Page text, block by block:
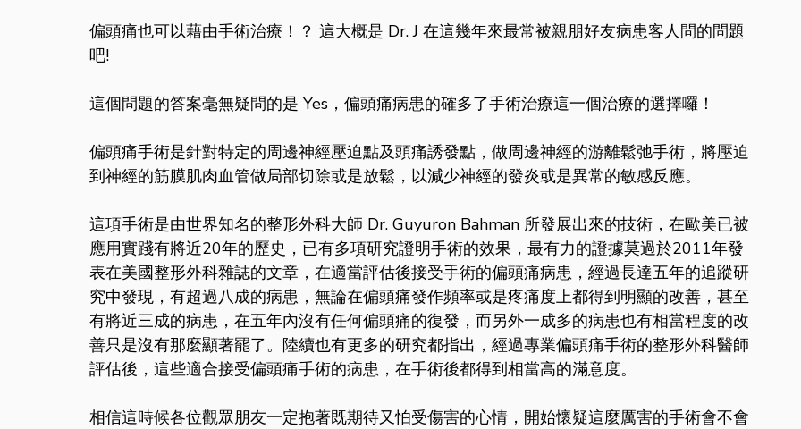
偏頭痛也可以藉由手術治療！？ 這大概是 Dr. J 在這幾年來最常被親朋好友病患客人問的問題
吧!
這個問題的答案毫無疑問的是 Yes，偏頭痛病患的確多了手術治療這一個治療的選擇囉！
偏頭痛手術是針對特定的周邊神經壓迫點及頭痛誘發點，做周邊神經的游離鬆弛手術，將壓迫
到神經的筋膜肌肉血管做局部切除或是放鬆，以減少神經的發炎或是異常的敏感反應。
這項手術是由世界知名的整形外科大師 Dr. Guyuron Bahman 所發展出來的技術，在歐美已被
應用實踐有將近20年的歷史，已有多項研究證明手術的效果，最有力的證據莫過於2011年發
表在美國整形外科雜誌的文章，在適當評估後接受手術的偏頭痛病患，經過長達五年的追蹤研
究中發現，有超過八成的病患，無論在偏頭痛發作頻率或是疼痛度上都得到明顯的改善，甚至
有將近三成的病患，在五年內沒有任何偏頭痛的復發，而另外一成多的病患也有相當程度的改
善只是沒有那麼顯著罷了。陸續也有更多的研究都指出，經過專業偏頭痛手術的整形外科醫師
評估後，這些適合接受偏頭痛手術的病患，在手術後都得到相當高的滿意度。
相信這時候各位觀眾朋友一定抱著既期待又怕受傷害的心情，開始懷疑這麼厲害的手術會不會